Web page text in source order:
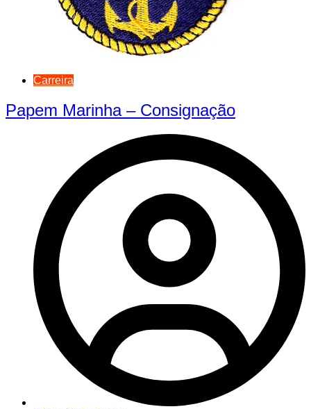
Carreira
Papem Marinha – Consignação